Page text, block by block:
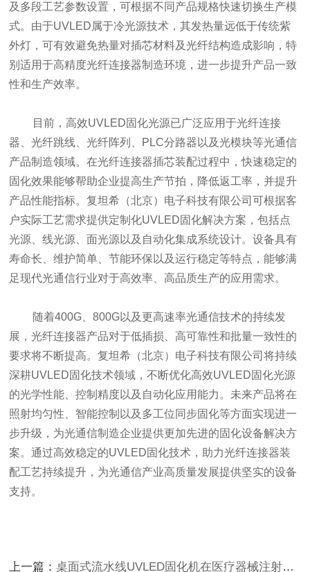
及多段工艺参数设置，可根据不同产品规格快速切换生产模
式。由于UVLED属于冷光源技术，其发热量远低于传统紫
外灯，可有效避免热量对插芯材料及光纤结构造成影响，特
别适用于高精度光纤连接器制造环境，进一步提升产品一致
性和生产效率。
目前，高效UVLED固化光源已广泛应用于光纤连接
器、光纤跳线、光纤阵列、PLC分路器以及光模块等光通信
产品制造领域。在光纤连接器插芯装配过程中，快速稳定的
固化效果能够帮助企业提高生产节拍，降低返工率，并提升
产品性能指标。复坦希（北京）电子科技有限公司可根据客
户实际工艺需求提供定制化UVLED固化解决方案，包括点
光源、线光源、面光源以及自动化集成系统设计。设备具有
寿命长、维护简单、节能环保以及运行稳定等特点，能够满
足现代光通信行业对于高效率、高品质生产的应用需求。
随着400G、800G以及更高速率光通信技术的持续发
展，光纤连接器产品对于低插损、高可靠性和批量一致性的
要求将不断提高。复坦希（北京）电子科技有限公司将持续
深耕UVLED固化技术领域，不断优化高效UVLED固化光源
的光学性能、控制精度以及自动化应用能力。未来产品将在
照射均匀性、智能控制以及多工位同步固化等方面实现进一
步升级，为光通信制造企业提供更加先进的固化设备解决方
案。通过高效稳定的UVLED固化技术，助力光纤连接器装
配工艺持续提升，为光通信产业高质量发展提供坚实的设备
支持。
上一篇：桌面式流水线UVLED固化机在医疗器械注射器针头组装中的应用